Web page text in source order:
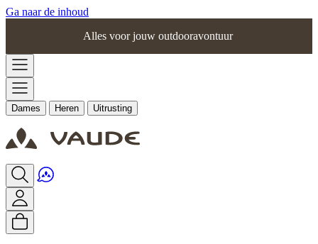
Ga naar de inhoud
Alles voor jouw outdooravontuur
Dames Heren Uitrusting